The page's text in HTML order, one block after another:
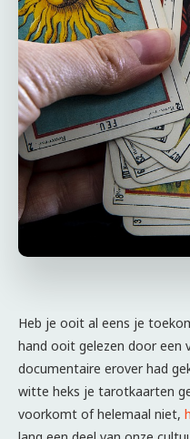
Heb je ooit al eens je
hand ooit gelezen door een
documentaire erover had
witte heks je tarotkaarten
voorkomt of helemaal niet,